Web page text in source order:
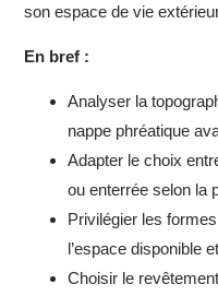
son espace de vie
En bref :
Analyser la
nappe phréatique
Adapter le choix
ou enterrée selon la
Privilégier les
l’espace disponible
Choisir le